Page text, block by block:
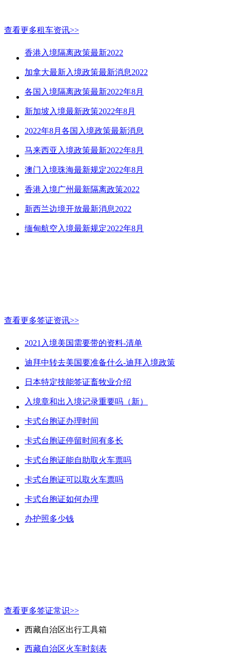
查看更多租车资讯>>
香港入境隔离政策最新2022
加拿大最新入境政策最新消息2022
各国入境隔离政策最新2022年8月
新加坡入境最新政策2022年8月
2022年8月各国入境政策最新消息
马来西亚入境政策最新2022年8月
澳门入境珠海最新规定2022年8月
香港入境广州最新隔离政策2022
新西兰边境开放最新消息2022
缅甸航空入境最新规定2022年8月
查看更多签证资讯>>
2021入境美国需要带的资料-清单
迪拜中转去美国要准备什么-迪拜入境政策
日本特定技能签证畜牧业介绍
入境章和出入境记录重要吗（新）
卡式台胞证办理时间
卡式台胞证停留时间有多长
卡式台胞证能自助取火车票吗
卡式台胞证可以取火车票吗
卡式台胞证如何办理
办护照多少钱
查看更多签证常识>>
西藏自治区出行工具箱
西藏自治区火车时刻表